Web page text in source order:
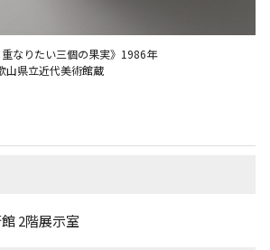
なりたい三個の果実》1986年
県立近代美術館蔵
2階展示室